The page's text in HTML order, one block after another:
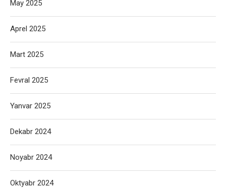
May 2025
Aprel 2025
Mart 2025
Fevral 2025
Yanvar 2025
Dekabr 2024
Noyabr 2024
Oktyabr 2024